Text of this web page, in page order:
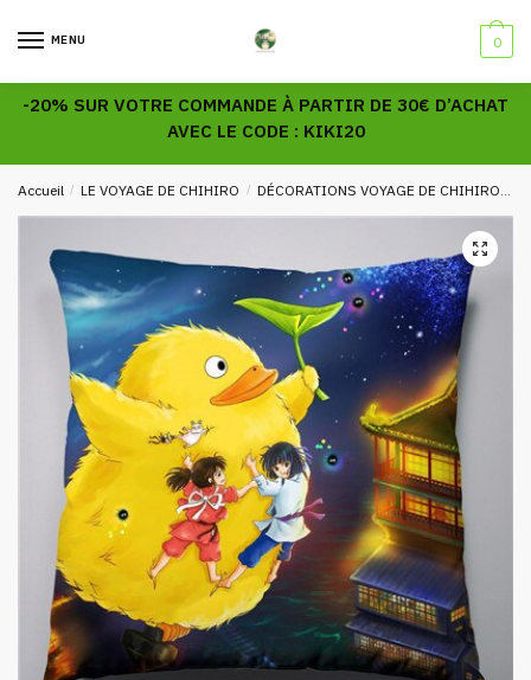
MENU 0
-20% SUR VOTRE COMMANDE À PARTIR DE 30€ D’ACHAT
AVEC LE CODE : KIKI20
Accueil / LE VOYAGE DE CHIHIRO / DÉCORATIONS VOYAGE DE CHIHIRO
🔍